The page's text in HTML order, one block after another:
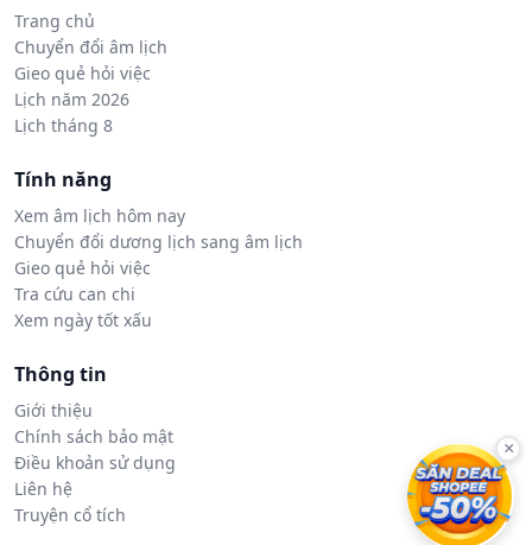
Trang chủ
Chuyển đổi âm lịch
Gieo quẻ hỏi việc
Lịch năm 2026
Lịch tháng 8
Tính năng
Xem âm lịch hôm nay
Chuyển đổi dương lịch sang âm lịch
Gieo quẻ hỏi việc
Tra cứu can chi
Xem ngày tốt xấu
Thông tin
Giới thiệu
Chính sách bảo mật
Điều khoản sử dụng
Liên hệ
Truyện cổ tích
×